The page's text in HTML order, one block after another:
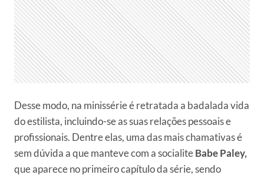
Desse modo, na minissérie é retratada a badalada vida
do estilista, incluindo-se as suas relações pessoais e
profissionais. Dentre elas, uma das mais chamativas é
sem dúvida a que manteve com a socialiteBabe Paley,
que aparece no primeiro capítulo da série, sendo